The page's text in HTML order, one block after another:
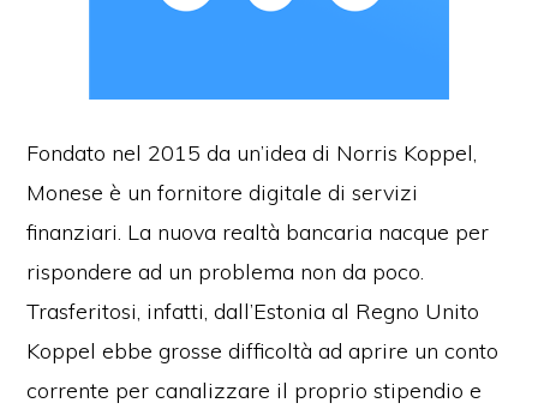
Fondato nel 2015 da un’idea di Norris Koppel,
Monese è un fornitore digitale di servizi
finanziari. La nuova realtà bancaria nacque per
rispondere ad un problema non da poco.
Trasferitosi, infatti, dall’Estonia al Regno Unito
Koppel ebbe grosse difficoltà ad aprire un conto
corrente per canalizzare il proprio stipendio e